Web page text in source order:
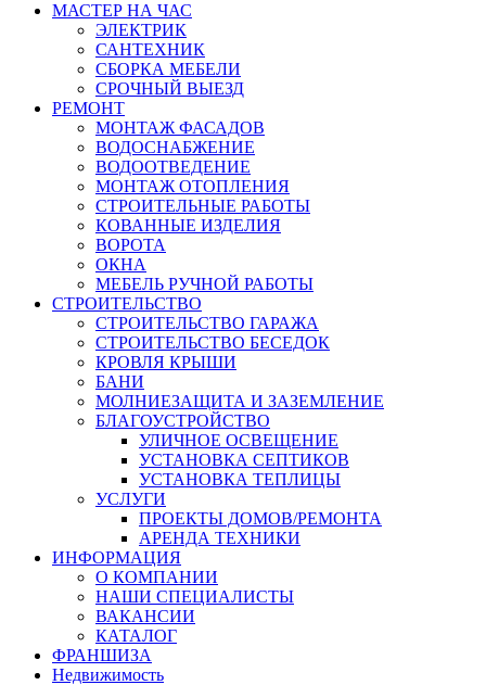
МАСТЕР НА ЧАС
ЭЛЕКТРИК
САНТЕХНИК
СБОРКА МЕБЕЛИ
СРОЧНЫЙ ВЫЕЗД
РЕМОНТ
МОНТАЖ ФАСАДОВ
ВОДОСНАБЖЕНИЕ
ВОДООТВЕДЕНИЕ
МОНТАЖ ОТОПЛЕНИЯ
СТРОИТЕЛЬНЫЕ РАБОТЫ
КОВАННЫЕ ИЗДЕЛИЯ
ВОРОТА
ОКНА
МЕБЕЛЬ РУЧНОЙ РАБОТЫ
СТРОИТЕЛЬСТВО
СТРОИТЕЛЬСТВО ГАРАЖА
СТРОИТЕЛЬСТВО БЕСЕДОК
КРОВЛЯ КРЫШИ
БАНИ
МОЛНИЕЗАЩИТА И ЗАЗЕМЛЕНИЕ
БЛАГОУСТРОЙСТВО
УЛИЧНОЕ ОСВЕЩЕНИЕ
УСТАНОВКА СЕПТИКОВ
УСТАНОВКА ТЕПЛИЦЫ
УСЛУГИ
ПРОЕКТЫ ДОМОВ/РЕМОНТА
АРЕНДА ТЕХНИКИ
ИНФОРМАЦИЯ
О КОМПАНИИ
НАШИ СПЕЦИАЛИСТЫ
ВАКАНСИИ
КАТАЛОГ
ФРАНШИЗА
Недвижимость